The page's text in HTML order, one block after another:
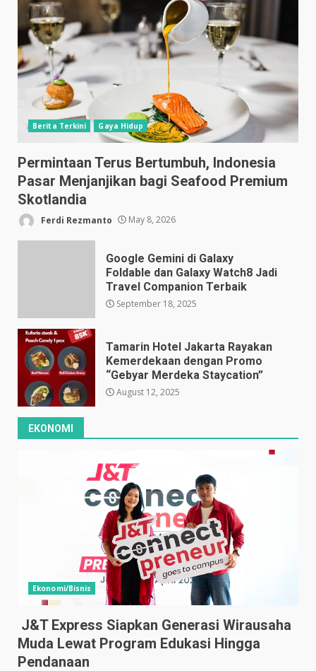
Berita Terkini Gaya Hidup
Permintaan Terus Bertumbuh, Indonesia
Pasar Menjanjikan bagi Seafood Premium
Skotlandia
Ferdi Rezmanto May 8, 2026
Google Gemini di Galaxy
Foldable dan Galaxy Watch8 Jadi
Travel Companion Terbaik
September 18, 2025
Tamarin Hotel Jakarta Rayakan
Kemerdekaan dengan Promo
“Gebyar Merdeka Staycation”
August 12, 2025
EKONOMI
Ekonomi/Bisnis
J&T Express Siapkan Generasi Wirausaha
Muda Lewat Program Edukasi Hingga
Pendanaan